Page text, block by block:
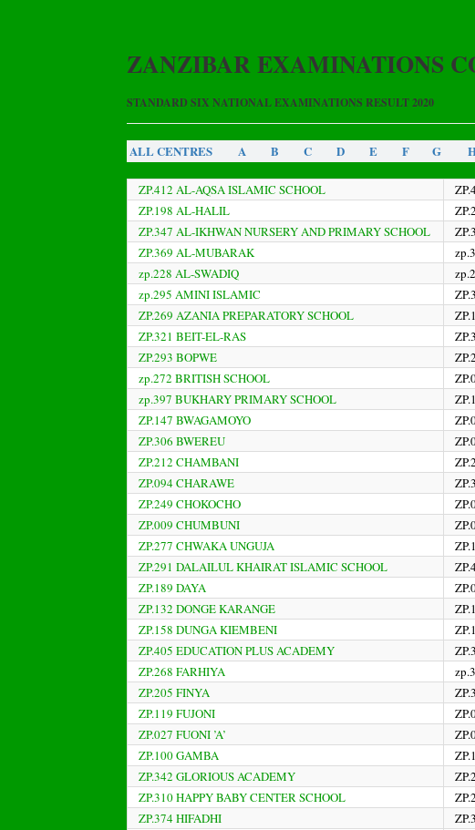
ZANZIBAR EXAMINATIONS
STANDARD SIX NATIONAL EXAMINATIONS RESULT 2020
ALL CENTRES A B C D E F G
ZP.412 AL-AQSA ISLAMIC SCHOOL
ZP.198 AL-HALIL
ZP.347 AL-IKHWAN NURSERY AND PRIMARY SCHOOL
ZP.369 AL-MUBARAK
zp.228 AL-SWADIQ
zp.295 AMINI ISLAMIC
ZP.269 AZANIA PREPARATORY SCHOOL
ZP.321 BEIT-EL-RAS
ZP.293 BOPWE
zp.272 BRITISH SCHOOL
zp.397 BUKHARY PRIMARY SCHOOL
ZP.147 BWAGAMOYO
ZP.306 BWEREU
ZP.212 CHAMBANI
ZP.094 CHARAWE
ZP.249 CHOKOCHO
ZP.009 CHUMBUNI
ZP.277 CHWAKA UNGUJA
ZP.291 DALAILUL KHAIRAT ISLAMIC SCHOOL
ZP.189 DAYA
ZP.132 DONGE KARANGE
ZP.158 DUNGA KIEMBENI
ZP.405 EDUCATION PLUS ACADEMY
ZP.268 FARHIYA
ZP.205 FINYA
ZP.119 FUJONI
ZP.027 FUONI ’A’
ZP.100 GAMBA
ZP.342 GLORIOUS ACADEMY
ZP.310 HAPPY BABY CENTER SCHOOL
ZP.374 HIFADHI